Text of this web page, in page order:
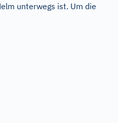
unterwegs ist. Um die